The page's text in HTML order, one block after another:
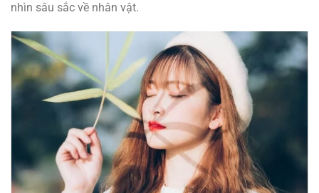
nhìn sâu sắc về nhân vật.